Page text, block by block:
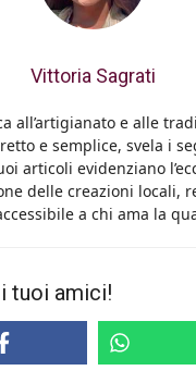
Vittoria Sagrati
all’artigianato e alle
e semplice, svela i
articoli evidenziano
delle creazioni locali,
a chi ama la
tuoi amici!